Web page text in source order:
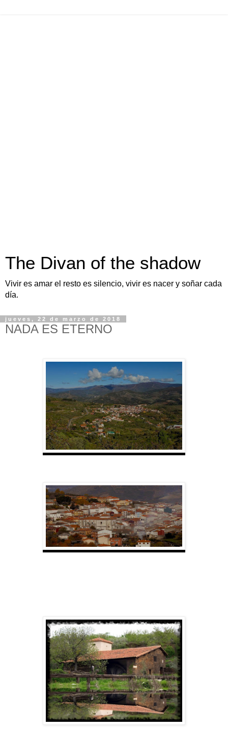
The Divan of the shadow
Vivir es amar el resto es silencio, vivir es nacer y soñar cada
día.
jueves, 22 de marzo de 2018
NADA ES ETERNO